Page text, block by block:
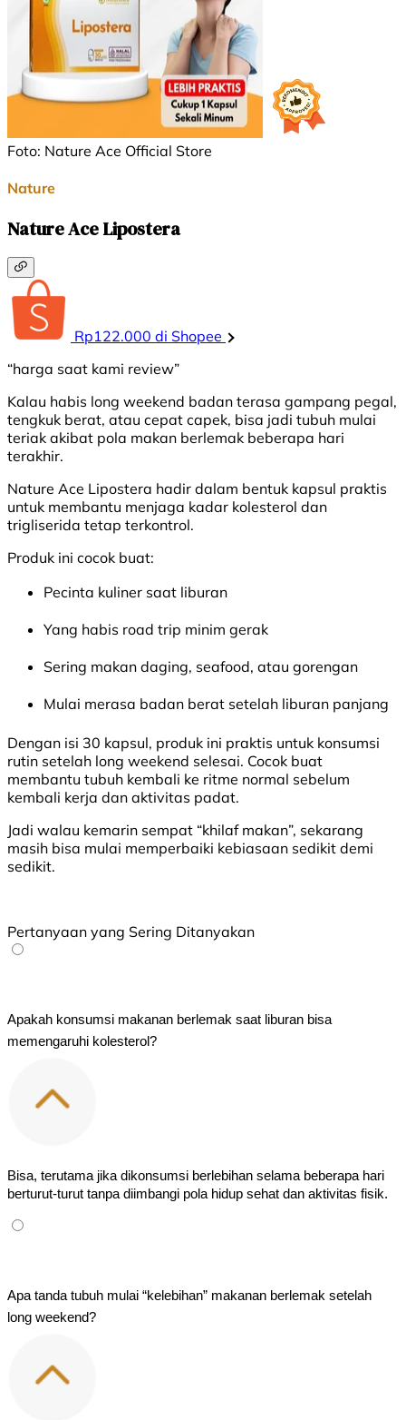
Foto: Nature Ace Official Store
Nature
Nature Ace Lipostera
Rp122.000 di Shopee
“harga saat kami review”
Kalau habis long weekend badan terasa gampang pegal,
tengkuk berat, atau cepat capek, bisa jadi tubuh mulai
teriak akibat pola makan berlemak beberapa hari
terakhir.
Nature Ace Lipostera hadir dalam bentuk kapsul praktis
untuk membantu menjaga kadar kolesterol dan
trigliserida tetap terkontrol.
Produk ini cocok buat:
Pecinta kuliner saat liburan
Yang habis road trip minim gerak
Sering makan daging, seafood, atau gorengan
Mulai merasa badan berat setelah liburan panjang
Dengan isi 30 kapsul, produk ini praktis untuk konsumsi
rutin setelah long weekend selesai. Cocok buat
membantu tubuh kembali ke ritme normal sebelum
kembali kerja dan aktivitas padat.
Jadi walau kemarin sempat “khilaf makan”, sekarang
masih bisa mulai memperbaiki kebiasaan sedikit demi
sedikit.
Pertanyaan yang Sering Ditanyakan
Apakah konsumsi makanan berlemak saat liburan bisa
memengaruhi kolesterol?
Bisa, terutama jika dikonsumsi berlebihan selama beberapa hari
berturut-turut tanpa diimbangi pola hidup sehat dan aktivitas fisik.
Apa tanda tubuh mulai “kelebihan” makanan berlemak setelah
long weekend?